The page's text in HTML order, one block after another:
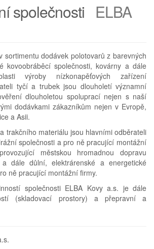
společnosti ELBA
sortimentu dodávek polotovarů z barevných
kovoobráběcí společnosti, kovárny a dále
výroby nízkonapěťových zařízení
tyčí a trubek jsou dlouholetí významní
dlouholetou spoluprací nejen s naší
dodávkami zákazníkům nejen v Evropě,
a Asii.
trakčního materiálu jsou hlavními odběrateli
společnosti a pro ně pracující montážní
městskou hromadnou dopravu
dále důlní, elektrárenské a energetické
ně pracující montážní firmy.
společnosti ELBA Kovy a.s. je dále
(skladovací prostory) a přepravní a